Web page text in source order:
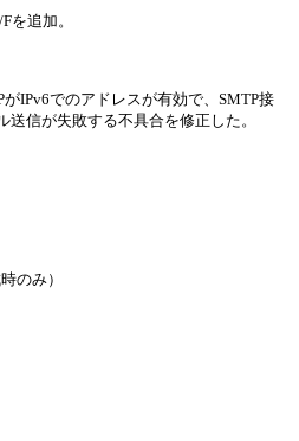
を追加。
IPv6でのアドレスが有効で、SMTP接
信が失敗する不具合を修正した。
のみ）